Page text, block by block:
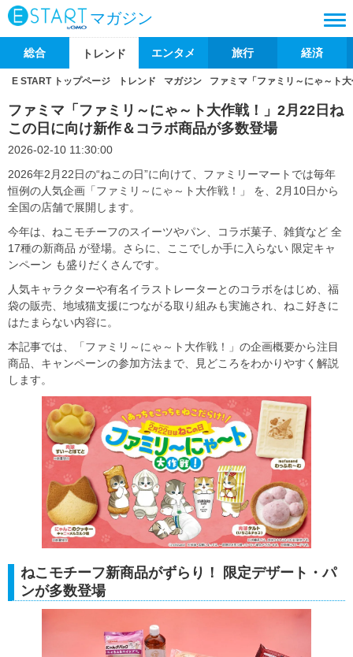
マガジン
総合 トレンド エンタメ 旅行 経済
E START トップページ トレンド マガジン ファミマ「ファミリ～にゃ～ト
ファミマ「ファミリ～にゃ～ト大作戦！」2月22日ね
この日に向け新作＆コラボ商品が多数登場
2026-02-10 11:30:00
2026年2月22日の“ねこの日”に向けて、ファミリーマートでは毎年
恒例の人気企画「ファミリ～にゃ～ト大作戦！」 を、2月10日から
全国の店舗で展開します。
今年は、ねこモチーフのスイーツやパン、コラボ菓子、雑貨など 全
17種の新商品 が登場。さらに、ここでしか手に入らない 限定キャ
ンペーン も盛りだくさんです。
人気キャラクターや有名イラストレーターとのコラボをはじめ、福
袋の販売、地域猫支援につながる取り組みも実施され、ねこ好きに
はたまらない内容に。
本記事では、「ファミリ～にゃ～ト大作戦！」の企画概要から注目
商品、キャンペーンの参加方法まで、見どころをわかりやすく解説
します。
ねこモチーフ新商品がずらり！ 限定デザート・パ
ンが多数登場